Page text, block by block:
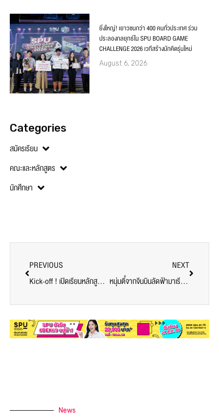
ยิ่งใหญ่! เยาวชนกว่า 400 คนทั่วประเทศ ร่วม
ประลองกลยุทธ์ใน SPU BOARD GAME
CHALLENGE 2026 เวทีสร้างนักคิดรุ่นใหม่
August 6, 2026
Categories
สมัครเรียน
คณะและหลักสูตร
นักศึกษา
PREVIOUS
Kick-off ! เปิดเรียนหลักสูตร AI for Business วันแรกสุดเข้มข้น ม.ศรีปทุม มุ่งพัฒนาทักษะผู้นำยุคดิจิทัล
NEXT
หนุ่มตี๋จากจีนบินลัดฟ้ามาเรียน SPU เผยเหตุผลสุดปัง!
News